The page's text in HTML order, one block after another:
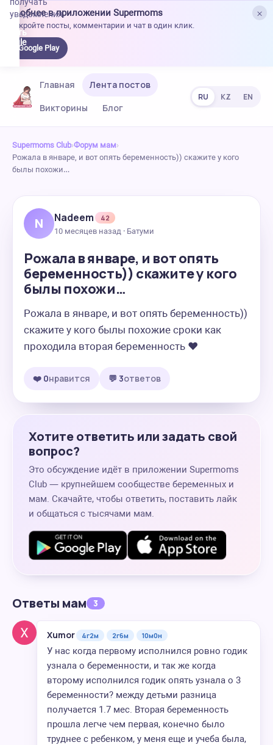
×
Удобнее в приложении Supermoms
Откройте посты, комментарии и чат в один клик.
Google Play
уведомления.
Главная
Лента постов
Викторины
Блог
RU KZ EN
Supermoms Club›Форум мам›
Рожала в январе, и вот опять беременность)) скажите у кого
былы похожи…
N Nadeem
42
10 месяцев назад · Батуми
Рожала в январе, и вот опять
беременность)) скажите у кого
былы похожи…
Рожала в январе, и вот опять беременность))
скажите у кого былы похожие сроки как
проходила вторая беременность ❤️
❤️ 0нравится 💬 3ответов
Хотите ответить или задать свой
вопрос?
Это обсуждение идёт в приложении Supermoms
Club — крупнейшем сообществе беременных и
мам. Скачайте, чтобы ответить, поставить лайк
и общаться с тысячами мам.
Ответы мам 3
Xumor 4г2м 2г6м 10м0н
У нас когда первому исполнился ровно годик
узнала о беременности, и так же когда
второму исполнился годик опять узнала о 3
беременности? между детьми разница
получается 1.7 мес. Вторая беременность
прошла легче чем первая, конечно было
труднее с ребенком, у меня еще и учеба была,